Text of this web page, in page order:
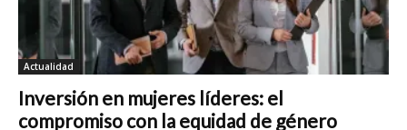
Actualidad
Inversión en mujeres líderes: el
compromiso con la equidad de género